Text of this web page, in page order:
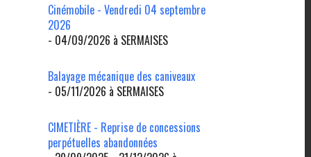
Cinémobile - Vendredi 04 septembre
2026
- 04/09/2026 à SERMAISES
Balayage mécanique des caniveaux
- 05/11/2026 à SERMAISES
CIMETIÈRE - Reprise de concessions
perpétuelles abandonnées